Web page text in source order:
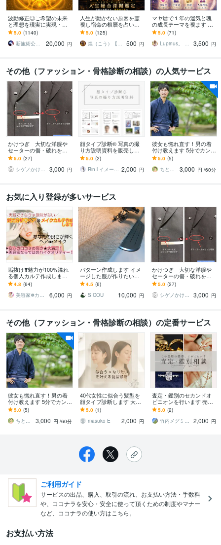
波動修正◎ご希望の未来
と理想を現実に実現・叶
えます 【毎月10名様限
定】仕事・恋愛・金運・
転職・復縁・子宝・占い
5.0 (1140)
新施術公開→≪相手意識強制変化≫◆星桜龍
20,000 円
人生が動かない原因を霊
視し宿命の根層を占いま
す 繰り返す停滞の本質を
明らかにし、未来好転へ
の次の一歩を照らす
5.0 (125)
煌（こう）【宿命根層霊視師】
500 円
マヤ暦で１年の運気と魂
の成長テーマを視ます 運
気だけでなく魂の成長テ
ーマもお伝えします
5.0 (71)
Lupinus。 ルピナス
3,500 円
その他（ファッション・骨格診断の相談）の人気サービス
かけつぎ 大切な洋服や
セーターの傷・破れを直
します かけつぎ(かけは
ぎ)40年以上の職人がご相
談に乗ります
5.0 (27)
シゲノかけつぎ店
3,000 円
顔タイプ診断®︎ 写真の撮
り方説明資料を販売しま
す 詳しい撮影方法や注意
点等をまとめた資料☆*
5.0 (2)
Rin l イメージコンサルタント 2,000 円
彼女も惚れ直す！男の着
付け教えます 5分でカンタ
ン！着物男子の作り方
5.0 (5)
ちとせみどり 初めての着物をお手伝い
3,000 円 /60分
お気に入り登録が多いサービス
垢抜け❣️魅力が100%溢れ
る個人カルテ作成します
キャリア有り美容のプロ
が垢抜けの実践解説サポ
ート指南します
4.8 (64)
美容家❅カラーアナリスト❊Rinda
6,000 円
パターン作成します イメ
ージした服が作りたい
お持ちの服をサイズ、生
地を変えたい
4.5 (6)
SICOU
10,000 円
かけつぎ 大切な洋服や
セーターの傷・破れを直
します かけつぎ(かけは
ぎ)40年以上の職人がご相
談に乗ります
5.0 (27)
シゲノかけつぎ店
3,000 円
その他（ファッション・骨格診断の相談）の定番サービス
彼女も惚れ直す！男の着
付け教えます 5分でカンタ
ン！着物男子の作り方
5.0 (5)
ちとせみどり 初めての着物をお手伝い
3,000 円 /60分
40代女性に似合う髪型を
顔タイプ診断します 大人
女性の垢抜けを髪型でサ
ポートします
5.0 (1)
masuko E
2,000 円
査定・鑑別のセカンドオ
ピニオンを行います 売ら
ない立場で｜価値と中身
を冷静に整理する個別相
談
5.0 (2)
竹内メグミ｜ジュエリーコーディネーター
2,000 円
ご利用ガイド
サービスの出品、購入、取引の流れ、お支払い方法・手数料
や、ココナラを安心・安全に使って頂くための制度やマナー
など、ココナラの使い方はこちら。
お支払い方法